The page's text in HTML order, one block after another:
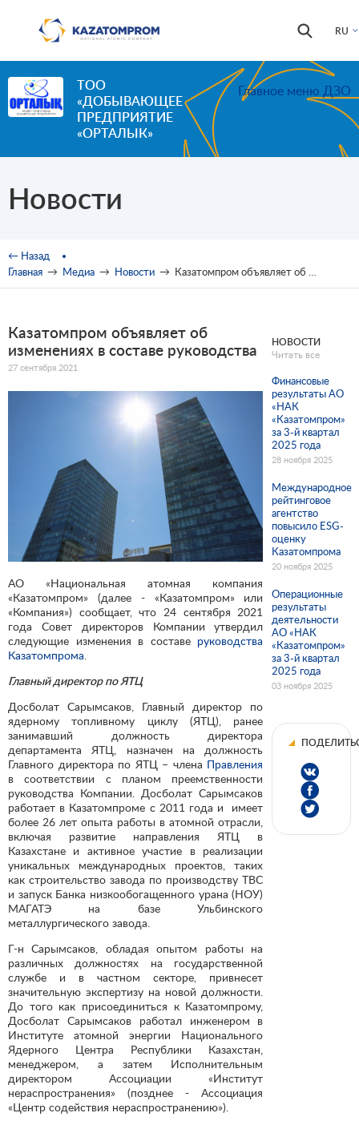
RU
Форма
Поиск
ТОО
«ДОБЫВАЮЩЕЕ
ПРЕДПРИЯТИЕ
«ОРТАЛЫК»
Главное меню ДЗО
Новости
Вы здесь
← Назад
Главная → Медиа → Новости → Казатомпром объявляет об изменениях в составе руководства
Казатомпром объявляет об
изменениях в составе руководства
27 сентября 2021
АО «Национальная атомная компания
«Казатомпром» (далее - «Казатомпром» или
«Компания») сообщает, что 24 сентября 2021
года Совет директоров Компании утвердил
следующие изменения в составе руководства
Казатомпрома
Главный директор по ЯТЦ
Досболат Сарымсаков, Главный директор по
ядерному топливному циклу (ЯТЦ), ранее
занимавший должность директора
департамента ЯТЦ, назначен на должность
Главного директора по ЯТЦ – члена Правления
в соответствии с планом преемственности
руководства Компании. Досболат Сарымсаков
работает в Казатомпроме с 2011 года и имеет
более 26 лет опыта работы в атомной отрасли,
включая развитие направления ЯТЦ в
Казахстане и активное участие в реализации
уникальных международных проектов, таких
как строительство завода по производству ТВС
и запуск Банка низкообогащенного урана (НОУ)
МАГАТЭ на базе Ульбинского
металлургического завода.
Г-н Сарымсаков, обладая опытом работы на
различных должностях на государственной
службе и в частном секторе, привнесет
значительную экспертизу на новой должности.
До того как присоединиться к Казатомпрому,
Досболат Сарымсаков работал инженером в
Институте атомной энергии Национального
Ядерного Центра Республики Казахстан,
менеджером, а затем Исполнительным
директором Ассоциации «Институт
нераспространения» (позднее - Ассоциация
«Центр содействия нераспространению»).
НОВОСТИ
Читать все
Финансовые
результаты АО
«НАК
«Казатомпром»
за 3-й квартал
2025 года
28 ноября 2025
Международное
рейтинговое
агентство
повысило ESG-
оценку
Казатомпрома
20 ноября 2025
Операционные
результаты
деятельности
АО «НАК
«Казатомпром»
за 3-й квартал
2025 года
03 ноября 2025